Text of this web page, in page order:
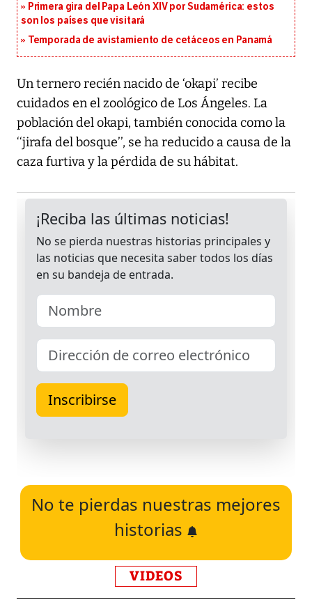
Primera gira del Papa León XIV por Sudamérica: estos
son los países que visitará
Temporada de avistamiento de cetáceos en Panamá
Un ternero recién nacido de ‘okapi’ recibe
cuidados en el zoológico de Los Ángeles. La
población del okapi, también conocida como la
‘‘jirafa del bosque’’, se ha reducido a causa de la
caza furtiva y la pérdida de su hábitat.
No te pierdas nuestras mejores
historias
VIDEOS